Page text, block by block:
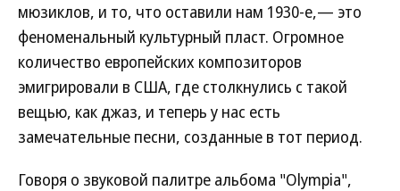
мюзиклов, и то, что оставили нам 1930-е,— это
феноменальный культурный пласт. Огромное
количество европейских композиторов
эмигрировали в США, где столкнулись с такой
вещью, как джаз, и теперь у нас есть
замечательные песни, созданные в тот период.
Говоря о звуковой палитре альбома "Olympia",